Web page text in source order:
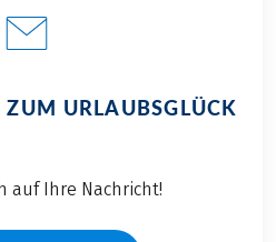
URLAUBSGLÜCK
auf Ihre Nachricht!